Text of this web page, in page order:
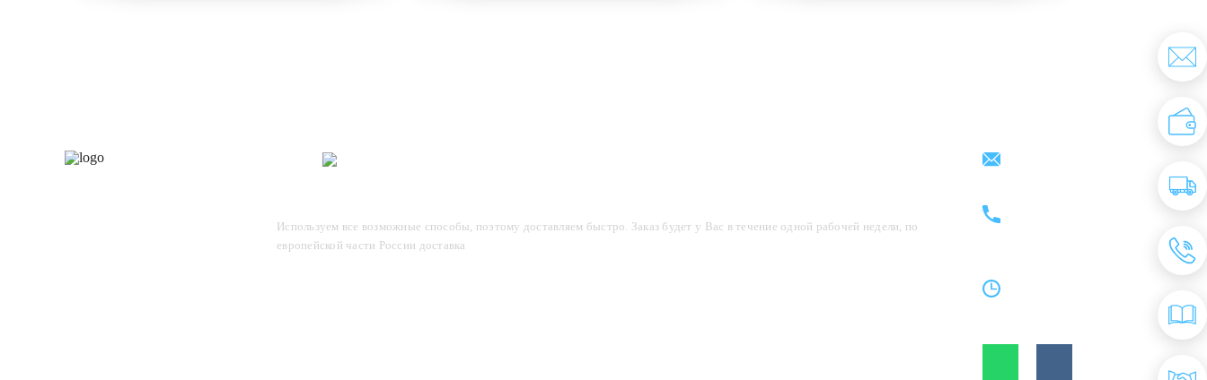
Используем все возможные способы, поэтому доставляем быстро. Заказ будет у Вас в течение одной рабочей недели, по
европейской части России доставка